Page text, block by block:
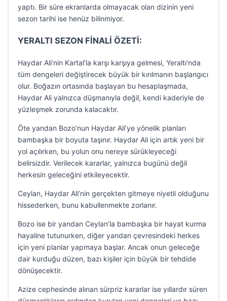
yaptı. Bir süre ekranlarda olmayacak olan dizinin yeni
sezon tarihi ise henüz bilinmiyor.
YERALTI SEZON FİNALİ ÖZETİ:
Haydar Ali’nin Kartal’la karşı karşıya gelmesi, Yeraltı’nda
tüm dengeleri değiştirecek büyük bir kırılmanın başlangıcı
olur. Boğazın ortasında başlayan bu hesaplaşmada,
Haydar Ali yalnızca düşmanıyla değil, kendi kaderiyle de
yüzleşmek zorunda kalacaktır.
Öte yandan Bozo’nun Haydar Ali’ye yönelik planları
bambaşka bir boyuta taşınır. Haydar Ali için artık yeni bir
yol açılırken, bu yolun onu nereye sürükleyeceği
belirsizdir. Verilecek kararlar, yalnızca bugünü değil
herkesin geleceğini etkileyecektir.
Ceylan, Haydar Ali’nin gerçekten gitmeye niyetli olduğunu
hissederken, bunu kabullenmekte zorlanır.
Bozo ise bir yandan Ceylan’la bambaşka bir hayat kurma
hayaline tutunurken, diğer yandan çevresindeki herkes
için yeni planlar yapmaya başlar. Ancak onun geleceğe
dair kurduğu düzen, bazı kişiler için büyük bir tehdide
dönüşecektir.
Azize cephesinde alınan sürpriz kararlar ise yıllardır süren